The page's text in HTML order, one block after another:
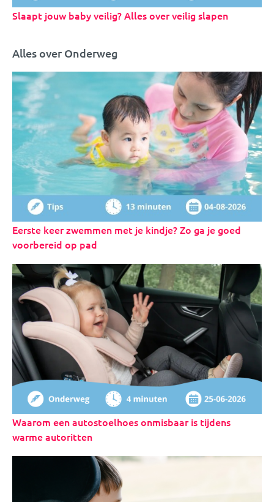
Slaapt jouw baby veilig? Alles over veilig slapen
Alles over Onderweg
Eerste keer zwemmen met je kindje? Zo ga je goed
voorbereid op pad
Waarom een autostoelhoes onmisbaar is tijdens
warme autoritten